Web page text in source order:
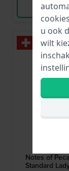
Bekijk
Notes of
Standard
u ook
wilt